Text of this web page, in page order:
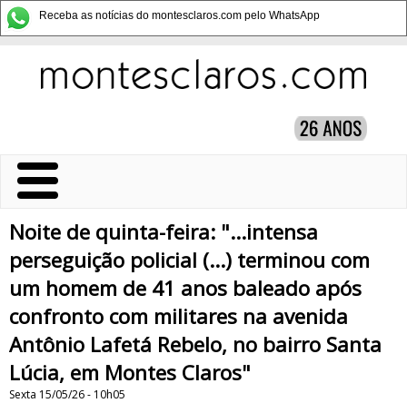
Receba as notícias do montesclaros.com pelo WhatsApp
Noite de quinta-feira: "...intensa
perseguição policial (...) terminou com
um homem de 41 anos baleado após
confronto com militares na avenida
Antônio Lafetá Rebelo, no bairro Santa
Lúcia, em Montes Claros"
Sexta 15/05/26 - 10h05